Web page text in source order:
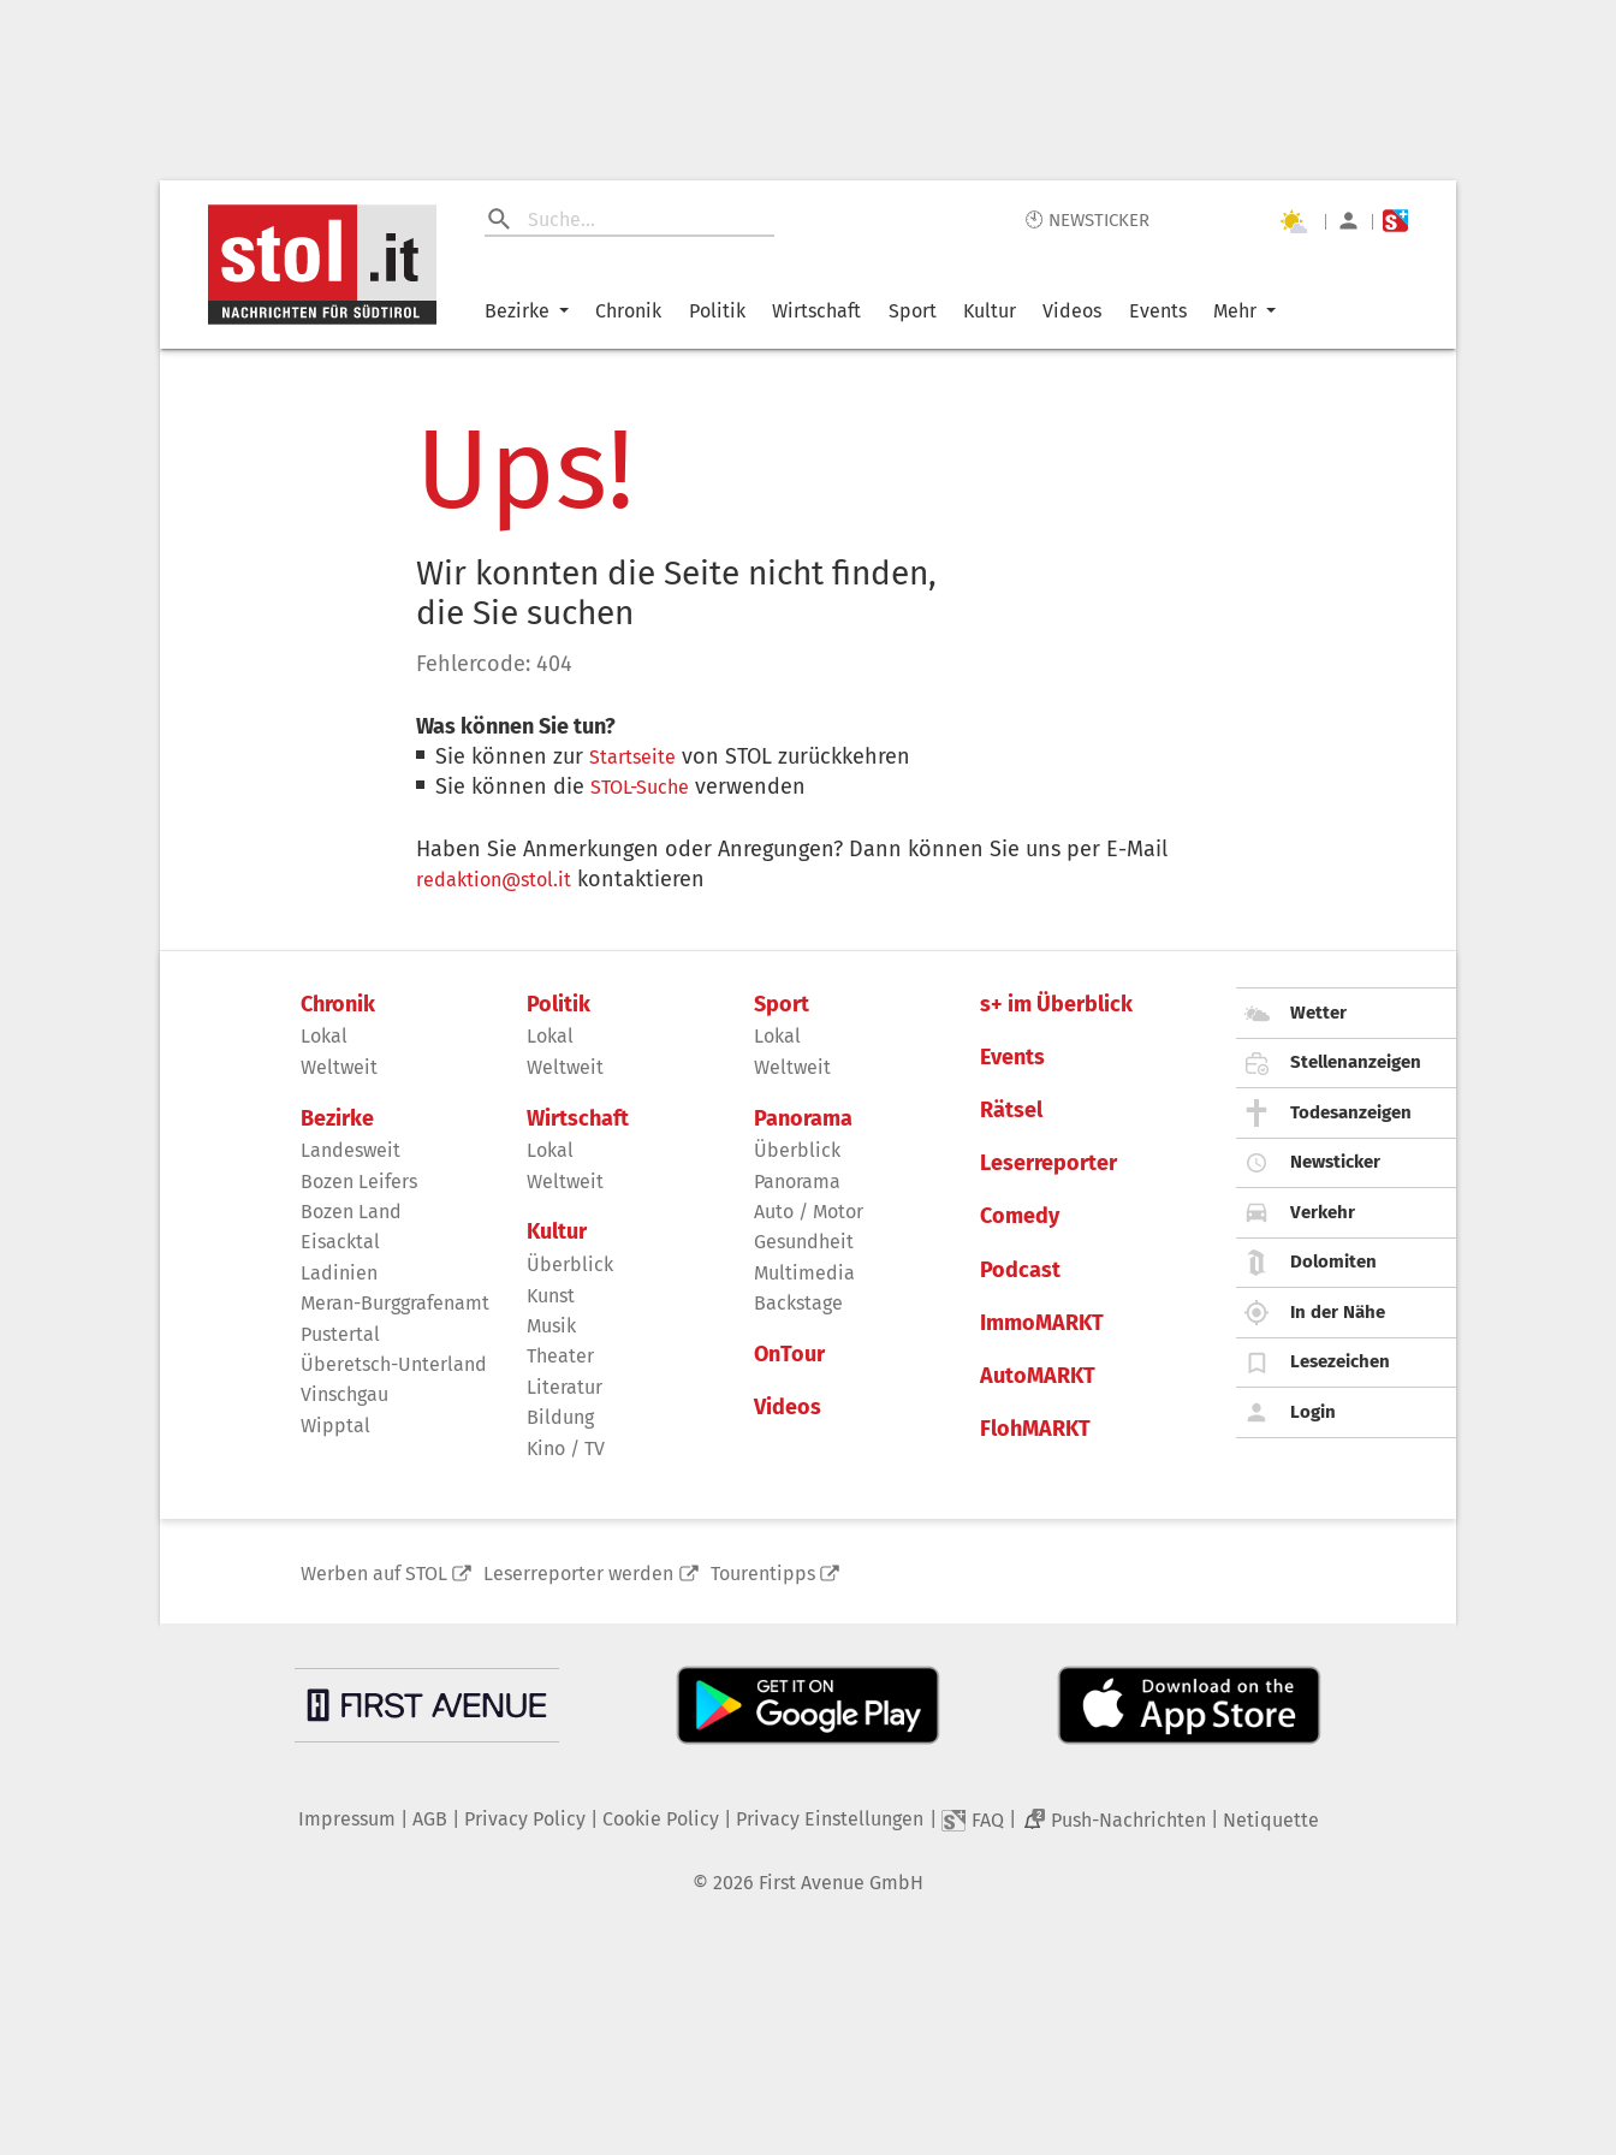
🕙 NEWSTICKER | |
Bezirke Chronik Politik Wirtschaft Sport Kultur Videos Events Mehr
Ups!
Wir konnten die Seite nicht finden,
die Sie suchen
Fehlercode: 404
Was können Sie tun?
Sie können zurStartseite von STOL zurückkehren
Sie können dieSTOL-Suche verwenden
Haben Sie Anmerkungen oder Anregungen? Dann können Sie uns per E-Mail
redaktion@stol.it kontaktieren
Chronik
Lokal
Weltweit
Bezirke
Landesweit
Bozen Leifers
Bozen Land
Eisacktal
Ladinien
Meran-Burggrafenamt
Pustertal
Überetsch-Unterland
Vinschgau
Wipptal
Politik
Lokal
Weltweit
Wirtschaft
Lokal
Weltweit
Kultur
Überblick
Kunst
Musik
Theater
Literatur
Bildung
Kino / TV
Sport
Lokal
Weltweit
Panorama
Überblick
Panorama
Auto / Motor
Gesundheit
Multimedia
Backstage
OnTour
Videos
s+ im Überblick
Events
Rätsel
Leserreporter
Comedy
Podcast
ImmoMARKT
AutoMARKT
FlohMARKT
Wetter
Stellenanzeigen
Todesanzeigen
Newsticker
Verkehr
Dolomiten
In der Nähe
Lesezeichen
Login
Werben auf STOL Leserreporter werden Tourentipps
Impressum AGB Privacy Policy| Cookie Policy| Privacy Einstellungen FAQ 2 Push-Nachrichten Netiquette
© 2026 First Avenue GmbH